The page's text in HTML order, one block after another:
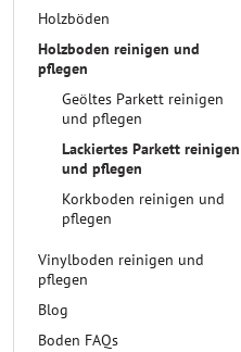
Holzböden
Holzboden reinigen und
pflegen
Geöltes Parkett reinigen
und pflegen
Lackiertes Parkett reinigen
und pflegen
Korkboden reinigen und
pflegen
Vinylboden reinigen und
pflegen
Blog
Boden FAQs